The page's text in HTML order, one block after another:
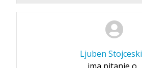
Ljuben Stojceski